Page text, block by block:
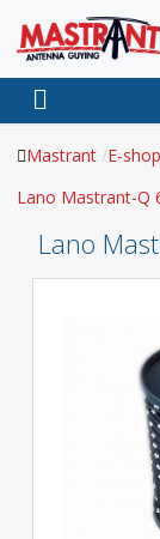
Mastrant E-shop
Lano Mastrant-Q
Lano